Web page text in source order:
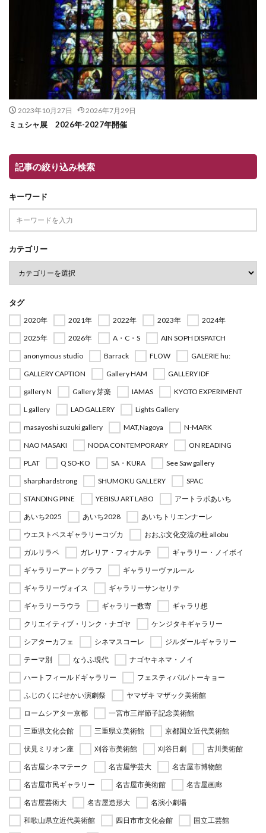
2023年10月27日 2026年7月29日
ミュシャ展 2026年-2027年開催
記事の絞り込み検索
キーワード
カテゴリー
タグ
2020年 2021年 2022年 2023年
2024年
2025年
2026年 A・C・S
AIN SOPH DISPATCH
anonymous studio
Barrack FLOW
GALERIE hu:
GALLERY CAPTION
Gallery HAM
GALLERY IDF
gallery N
Gallery 芽楽 IAMAS
KYOTO EXPERIMENT
L gallery
LAD GALLERY
Lights Gallery
masayoshi suzuki gallery
MAT,Nagoya
N-MARK
NAO MASAKI
NODA CONTEMPORARY
ON READING
PLAT
Q SO-KO SA・KURA
See Saw gallery
sharphardstrong
SHUMOKU GALLERY
SPAC
STANDING PINE
YEBISU ART LABO
アートラボあいち
あいち2025
あいち2028
あいちトリエンナーレ
ウエストベスギャラリーコヅカ
おおぶ文化交流の杜 allobu
ガルリラペ
ガレリア・フィナルテ
ギャラリー・ノイボイ
ギャラリーアートグラフ
ギャラリーヴァルール
ギャラリーヴォイス
ギャラリーサンセリテ
ギャラリーラウラ
ギャラリー数寄
ギャラリ想
クリエイティブ・リンク・ナゴヤ
ケンジタキギャラリー
シアターカフェ
シネマスコーレ
ジルダールギャラリー
テーマ別
なうふ現代
ナゴヤキネマ・ノイ
ハートフィールドギャラリー
フェスティバル/トーキョー
ふじのくに⇄せかい演劇祭
ヤマザキ マザック美術館
ロームシアター京都
一宮市三岸節子記念美術館
三重県文化会館
三重県立美術館
京都国立近代美術館
伏見ミリオン座
刈谷市美術館 刈谷日劇
古川美術館
名古屋シネマテーク
名古屋学芸大
名古屋市博物館
名古屋市民ギャラリー
名古屋市美術館
名古屋画廊
名古屋芸術大
名古屋造形大
名演小劇場
和歌山県立近代美術館
四日市市文化会館
国立工芸館